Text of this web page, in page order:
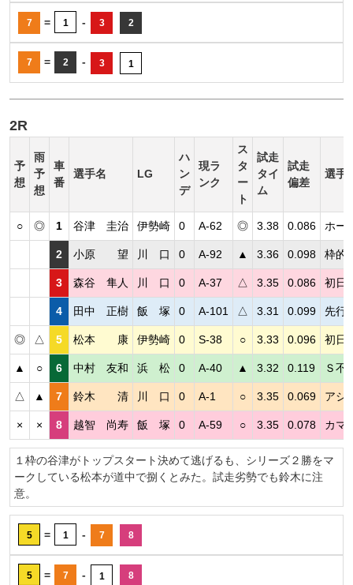
7 = 1 - 3 2
7 = 2 - 3 1
2R
予
想
雨
予
想
車
番
選手名 LG
ハ
ン
デ
現ラ
ンク
ス
タ
ー
ト
試走
タイ
ム
試走
偏差
選手
○ ◎ 1 谷津 圭治 伊勢崎 0 A-62 ◎ 3.38 0.086 ホー
2 小原 望 川 口 0 A-92 ▲ 3.36 0.098 枠的
3 森谷 隼人 川 口 0 A-37 △ 3.35 0.086 初日
4 田中 正樹 飯 塚 0 A-101 △ 3.31 0.099 先行
◎ △ 5 松本 康 伊勢崎 0 S-38 ○ 3.33 0.096 初日
▲ ○ 6 中村 友和 浜 松 0 A-40 ▲ 3.32 0.119 Ｓ不
△ ▲ 7 鈴木 清 川 口 0 A-1 ○ 3.35 0.069 アシ
× × 8 越智 尚寿 飯 塚 0 A-59 ○ 3.35 0.078 カマ
１枠の谷津がトップスタート決めて逃げるも、シリーズ２勝をマ
ークしている松本が道中で捌くとみた。試走劣勢でも鈴木に注
意。
5 = 1 - 7 8
5 = 7 - 1 8